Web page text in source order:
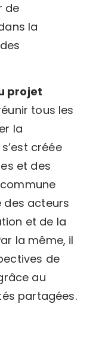
de
la
projet
tous les
la
créée
et des
des acteurs
et de la
la même, il
de
au
partagées.